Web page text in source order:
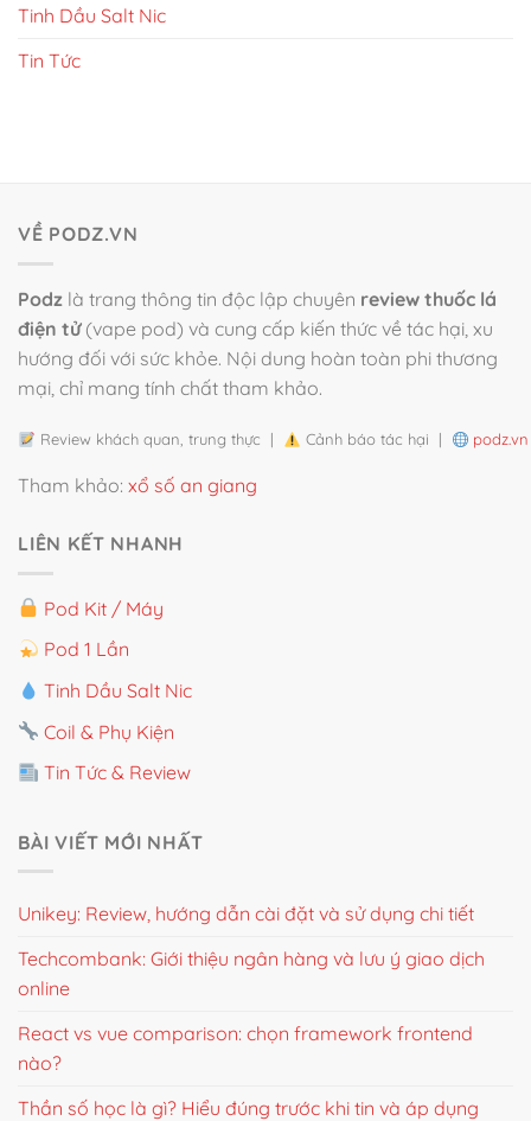
Tinh Dầu Salt Nic
Tin Tức
VỀ PODZ.VN
Podz là trang thông tin độc lập chuyên review thuốc lá
điện tử(vape pod) và cung cấp kiến thức về tác hại, xu
hướng đối với sức khỏe. Nội dung hoàn toàn phi thương
mại, chỉ mang tính chất tham khảo.
Review khách quan, trung thực | Cảnh báo tác hại | podz.vn
Tham khảo: xổ số an giang
LIÊN KẾT NHANH
Pod Kit / Máy
Pod 1 Lần
Tinh Dầu Salt Nic
Coil & Phụ Kiện
Tin Tức & Review
BÀI VIẾT MỚI NHẤT
Unikey: Review, hướng dẫn cài đặt và sử dụng chi tiết
Techcombank: Giới thiệu ngân hàng và lưu ý giao dịch
online
React vs vue comparison: chọn framework frontend
nào?
Thần số học là gì? Hiểu đúng trước khi tin và áp dụng